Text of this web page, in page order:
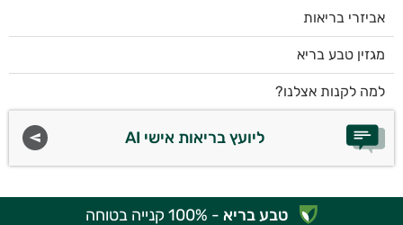
אביזרי בריאות
מגזין טבע בריא
למה לקנות אצלנו?
ליועץ בריאות אישי AI
טבע בריא - 100% קנייה בטוחה